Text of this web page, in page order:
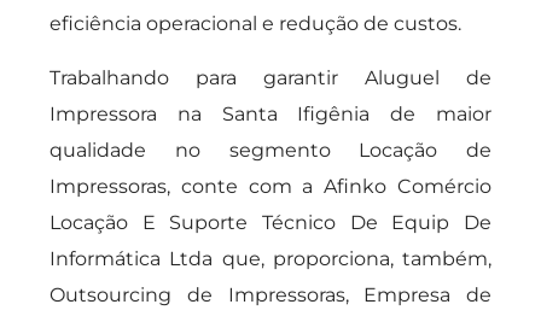
eficiência operacional e redução de custos.
Trabalhando para garantir Aluguel de
Impressora na Santa Ifigênia de maior
qualidade no segmento Locação de
Impressoras, conte com a Afinko Comércio
Locação E Suporte Técnico De Equip De
Informática Ltda que, proporciona, também,
Outsourcing de Impressoras, Empresa de